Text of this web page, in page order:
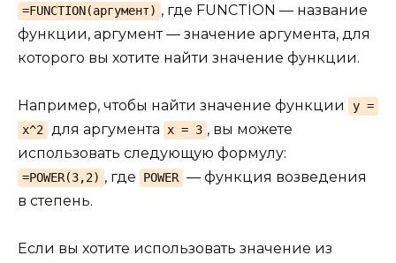
=FUNCTION(аргумент) , где FUNCTION — название
функции, аргумент — значение аргумента, для
которого вы хотите найти значение функции.
Например, чтобы найти значение функции
y =
x^2 для аргумента x = 3 , вы можете
использовать следующую формулу:
=POWER(3,2) , где POWER — функция возведения
в степень.
Если вы хотите использовать значение из